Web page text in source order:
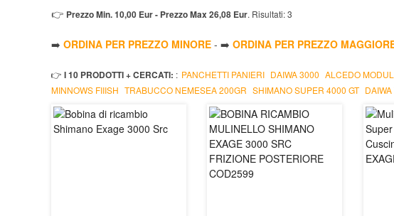
👉 Prezzo Min. 10,00 Eur - Prezzo Max 26,08 Eur. Risultati: 3
➡️ ORDINA PER PREZZO MINORE - ➡️ ORDINA PER PREZZO
👉 I 10 PRODOTTI + CERCATI: : PANCHETTI PANIERI DAIWA 3000 ALCEDO
MINNOWS FIIISH TRABUCCO NEMESEA 200GR SHIMANO SUPER 4000 GT